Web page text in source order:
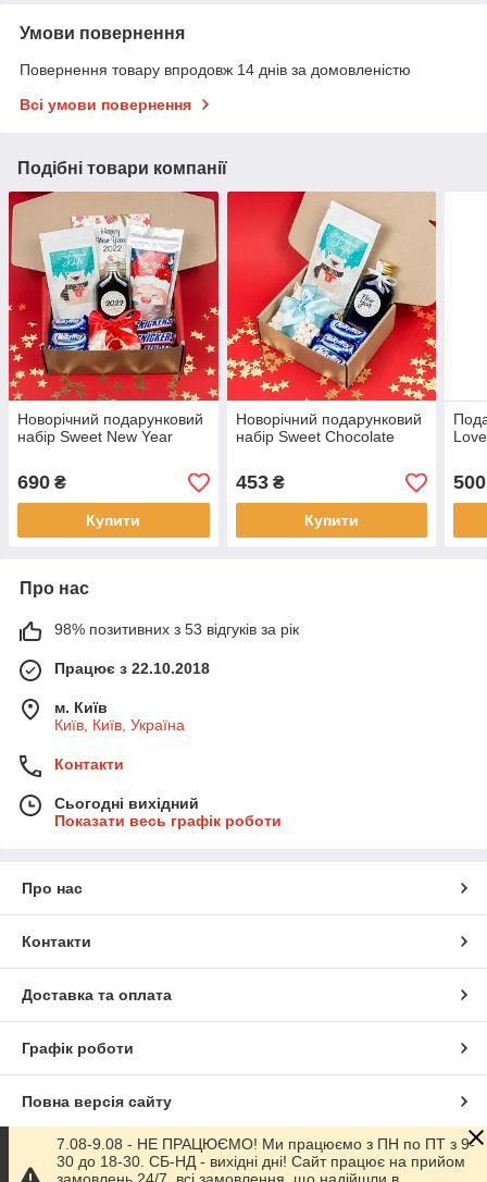
Умови повернення
Повернення товару впродовж 14 днів за домовленістю
Всі умови повернення
Подібні товари компанії
Новорічний подарунковий
набір Sweet New Year
690 ₴
Купити
Новорічний подарунковий
набір Sweet Chocolate
453₴
Купити
500
Про нас
98% позитивних з 53 відгуків за рік
Працює з 22.10.2018
м. Київ
Київ, Київ, Україна
Контакти
Сьогодні вихідний
Показати весь графік роботи
Про нас
Контакти
Доставка та оплата
Графік роботи
Повна версія сайту
Сайт створено на маркетплейсіProm.ua
7.08-9.08 - НЕ ПРАЦЮЄМО! Ми працюємо з ПН по ПТ з 9-
30 до 18-30. СБ-НД - вихідні дні! Сайт працює на прийом